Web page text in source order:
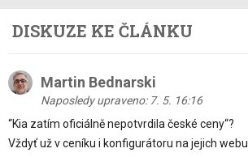
DISKUZE KE ČLÁNKU
Martin Bednarski
Naposledy upraveno: 7. 5. 16:16
“Kia zatím oficiálně nepotvrdila české ceny“?
Vždyť už v ceníku i konfigurátoru na jejich webu